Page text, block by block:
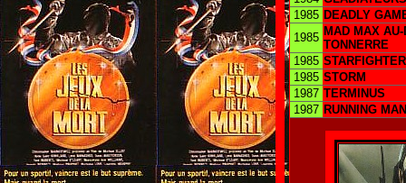
1985 DEADLY
1985 MAD MAX
TONNERRE
1985 STARFIGHTER
1985 STORM
1987 TERMINUS
1987 RUNNING MAN